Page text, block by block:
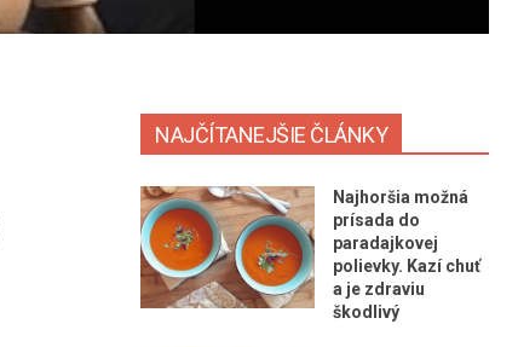
NAJČÍTANEJŠIE ČLÁNKY
Najhoršia možná
prísada do
paradajkovej
polievky. Kazí chuť
a je zdraviu
škodlivý